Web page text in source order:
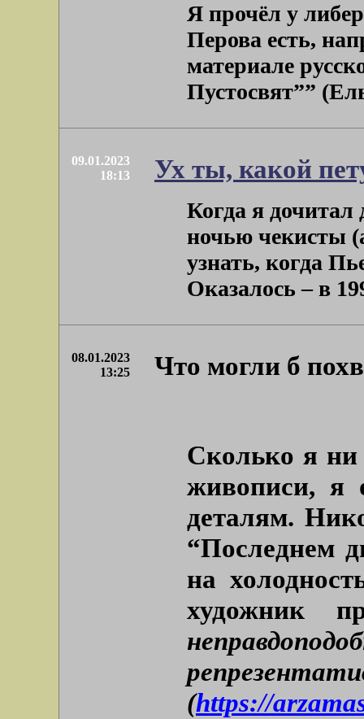
Я прочёл у
Перова есть,
материале
Пустосвят””
09.01.2023
18:13
Ух ты, какой
Когда я
ночью чекисты
узнать, когда
Оказалось – в
08.01.2023
13:25
Что могли б
Сколько я ни
живописи, я
деталям.
“Последнем
на
художник
(https://